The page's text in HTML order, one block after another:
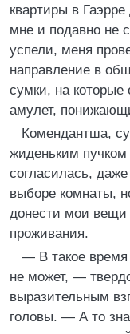
квартиры в
мне и подавно не
успели, меня
направление в
сумки, на которые
амулет,
Комендантша,
жиденьким пучком
согласилась,
выборе комнаты,
донести мои вещи
проживания.
— В такое время
не может, —
выразительным
головы. — А то